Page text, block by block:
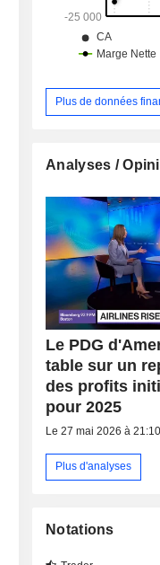
Plus de données
Analyses /
Le PDG
table sur un
des profits
pour 2025
Le 27 mai 2026 à 21:10
Plus d'analyses
Notations